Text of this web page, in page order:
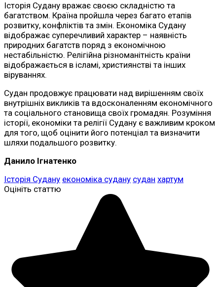
Історія Судану вражає своєю складністю та
багатством. Країна пройшла через багато етапів
розвитку, конфліктів та змін. Економіка Судану
відображає суперечливий характер – наявність
природних багатств поряд з економічною
нестабільністю. Релігійна різноманітність країни
відображається в ісламі, християнстві та інших
віруваннях.
Судан продовжує працювати над вирішенням своїх
внутрішніх викликів та вдосконаленням економічного
та соціального становища своїх громадян. Розуміння
історії, економіки та релігії Судану є важливим кроком
для того, щоб оцінити його потенціал та визначити
шляхи подальшого розвитку.
Данило Ігнатенко
Історія Судану економіка судану судан хартум
Оцініть статтю